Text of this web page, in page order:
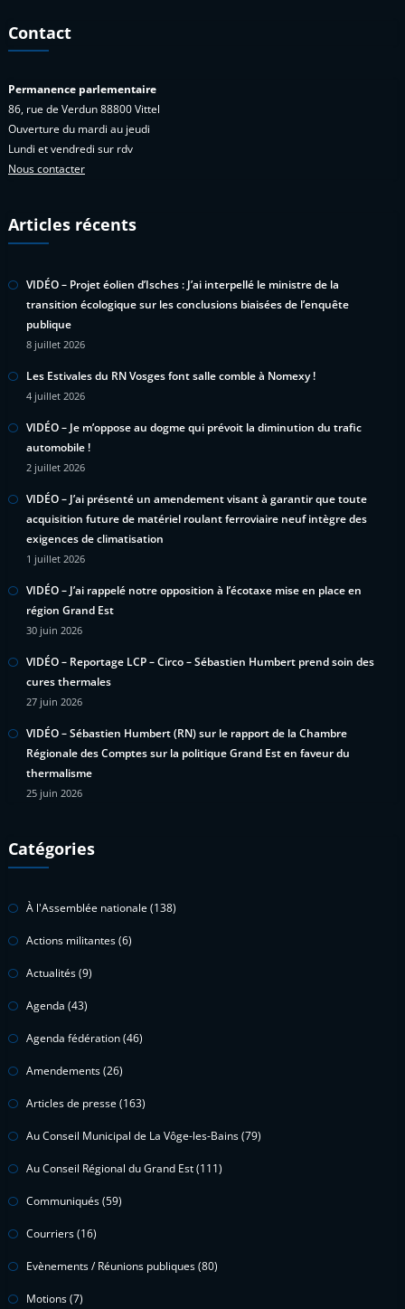
Contact
Permanence parlementaire
86, rue de Verdun 88800 Vittel
Ouverture du mardi au jeudi
Lundi et vendredi sur rdv
Nous contacter
Articles récents
VIDÉO – Projet éolien d’Isches : J’ai interpellé le ministre de la
transition écologique sur les conclusions biaisées de l’enquête
publique
8 juillet 2026
Les Estivales du RN Vosges font salle comble à Nomexy !
4 juillet 2026
VIDÉO – Je m’oppose au dogme qui prévoit la diminution du trafic
automobile !
2 juillet 2026
VIDÉO – J’ai présenté un amendement visant à garantir que toute
acquisition future de matériel roulant ferroviaire neuf intègre des
exigences de climatisation
1 juillet 2026
VIDÉO – J’ai rappelé notre opposition à l’écotaxe mise en place en
région Grand Est
30 juin 2026
VIDÉO – Reportage LCP – Circo – Sébastien Humbert prend soin des
cures thermales
27 juin 2026
VIDÉO – Sébastien Humbert (RN) sur le rapport de la Chambre
Régionale des Comptes sur la politique Grand Est en faveur du
thermalisme
25 juin 2026
Catégories
À l'Assemblée nationale (138)
Actions militantes(6)
Actualités(9)
Agenda (43)
Agenda fédération(46)
Amendements(26)
Articles de presse (163)
Au Conseil Municipal de La Vôge-les-Bains(79)
Au Conseil Régional du Grand Est(111)
Communiqués(59)
Courriers(16)
Evènements / Réunions publiques(80)
Motions(7)